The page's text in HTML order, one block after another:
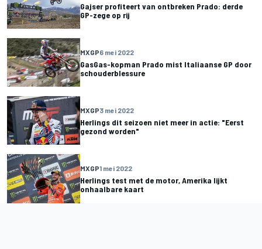
Gajser profiteert van ontbreken Prado: derde
GP-zege op rij
MXGP6 mei 2022
GasGas-kopman Prado mist Italiaanse GP door
schouderblessure
MXGP3 mei 2022
Herlings dit seizoen niet meer in actie: "Eerst
gezond worden"
MXGP1 mei 2022
Herlings test met de motor, Amerika lijkt
onhaalbare kaart